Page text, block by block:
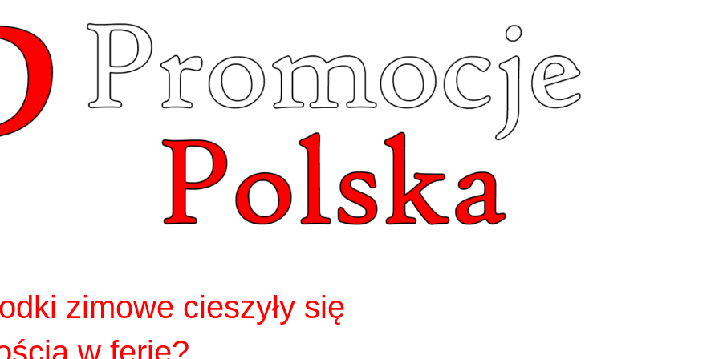
zimowe cieszyły się